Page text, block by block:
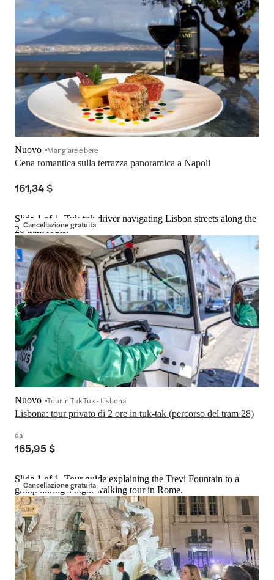
Cena romantica sulla terrazza panoramica a Napoli
Nuovo Mangiare e bere
161,34 $
Cancellazione gratuita
Slide 1 of 1, Tuk-tuk driver navigating Lisbon streets along the
28 tram route.
Lisbona: tour privato di 2 ore in tuk-tak (percorso del tram 28)
Nuovo Tour in Tuk Tuk - Lisbona
da
165,95 $
Cancellazione gratuita
Slide 1 of 1, Tour guide explaining the Trevi Fountain to a
group during a night walking tour in Rome.